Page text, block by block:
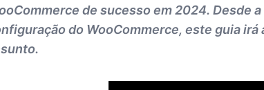
de sucesso em 2024. Desde
do WooCommerce, este guia